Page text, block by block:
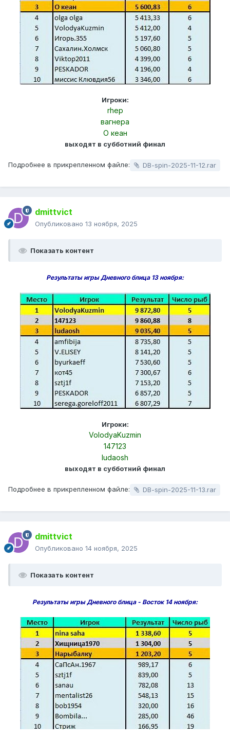
Игроки:
rhep
вагнера
О кеан
выходят в субботний финал
Подробнее в прикрепленном файле: DB-spin-2025-11-12.rar
dmittvict
Опубликовано 13 ноября, 2025
Показать контент
Результаты игры Дневного блица 13 ноября:
Игроки:
VolodyaKuzmin
147123
ludaosh
выходят в субботний финал
Подробнее в прикрепленном файле: DB-spin-2025-11-13.rar
dmittvict
Опубликовано 14 ноября, 2025
Показать контент
Результаты игры Дневного блица - Восток 14 ноября: